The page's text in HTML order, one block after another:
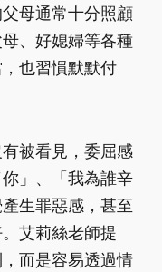
母通常十分照顧
、好媳婦等各種
也習慣默默付
被看見，委屈感
」、「我為誰辛
生罪惡感，甚至
艾莉絲老師提
而是容易透過情